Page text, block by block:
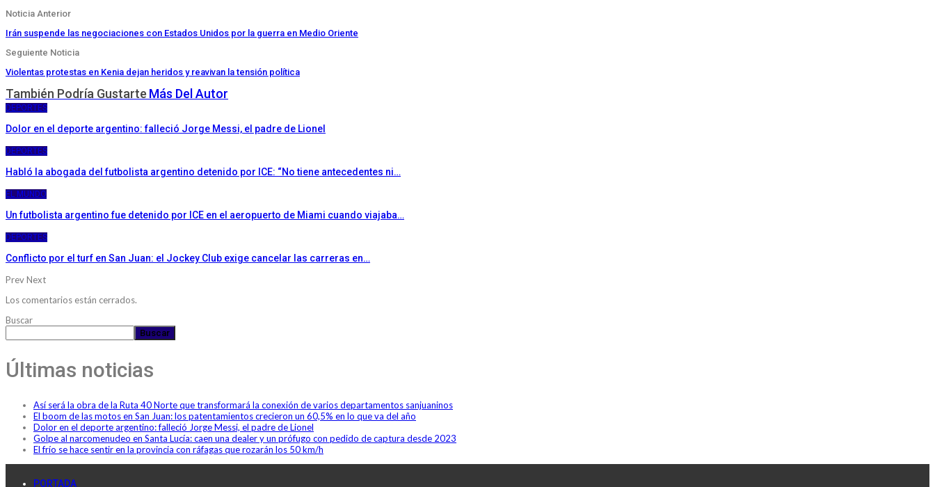
Noticia Anterior
Irán suspende las negociaciones con Estados Unidos por la guerra en Medio Oriente
Seguiente Noticia
Violentas protestas en Kenia dejan heridos y reavivan la tensión política
También Podría Gustarte Más Del Autor
DEPORTES
Dolor en el deporte argentino: falleció Jorge Messi, el padre de Lionel
DEPORTES
Habló la abogada del futbolista argentino detenido por ICE: “No tiene antecedentes ni…
EL MUNDO
Un futbolista argentino fue detenido por ICE en el aeropuerto de Miami cuando viajaba…
DEPORTES
Conflicto por el turf en San Juan: el Jockey Club exige cancelar las carreras en…
PrevNext
Los comentarios están cerrados.
Buscar
Buscar
Últimas noticias
Así será la obra de la Ruta 40 Norte que transformará la conexión de varios departamentos sanjuaninos
El boom de las motos en San Juan: los patentamientos crecieron un 60,5% en lo que va del año
Dolor en el deporte argentino: falleció Jorge Messi, el padre de Lionel
Golpe al narcomenudeo en Santa Lucía: caen una dealer y un prófugo con pedido de captura desde 2023
El frío se hace sentir en la provincia con ráfagas que rozarán los 50 km/h
PORTADA